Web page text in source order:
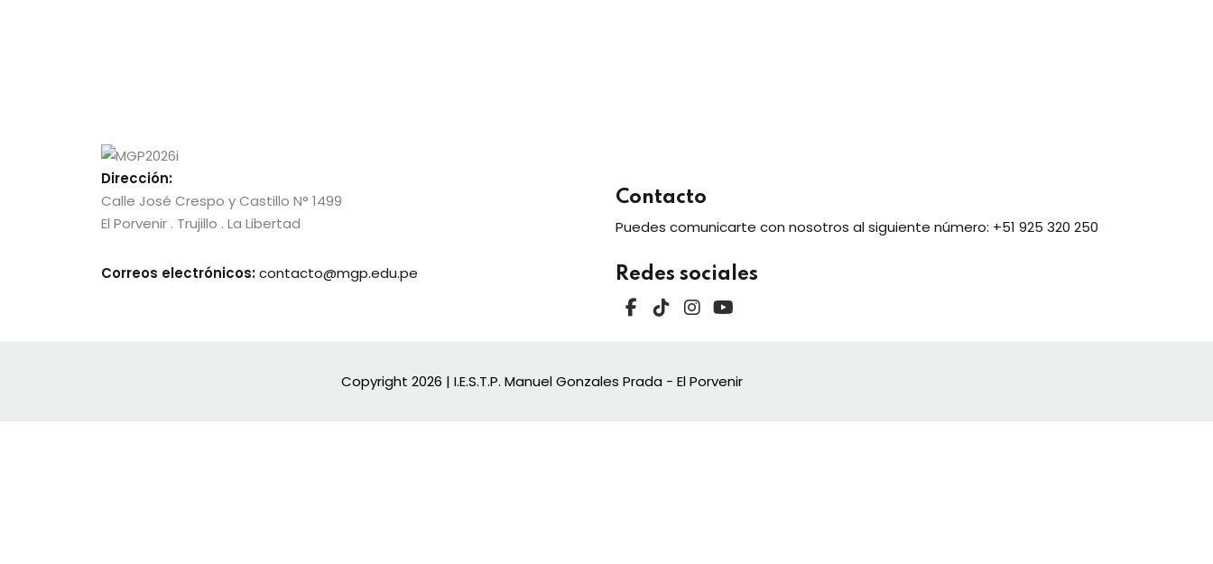
Dirección:
Calle José Crespo y Castillo N° 1499
El Porvenir . Trujillo . La Libertad
Correos electrónicos:contacto@mgp.edu.pe
Contacto
Puedes comunicarte con nosotros al siguiente número: +51 925 320 250
Redes sociales
Copyright 2026 | I.E.S.T.P. Manuel Gonzales Prada - El Porvenir
Lost your password?
Already have an account? Sign in